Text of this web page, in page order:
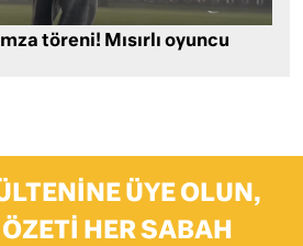
töreni! Mısırlı oyuncu
ÜYE OLUN,
HER SABAH